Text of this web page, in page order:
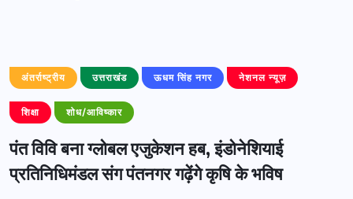
अंतर्राष्ट्रीय उत्तराखंड ऊधम सिंह नगर नेशनल न्यूज़
शिक्षा शोध/आविष्कार
पंत विवि बना ग्लोबल एजुकेशन हब, इंडोनेशियाई
प्रतिनिधिमंडल संग पंतनगर गढ़ेंगे कृषि के भविष